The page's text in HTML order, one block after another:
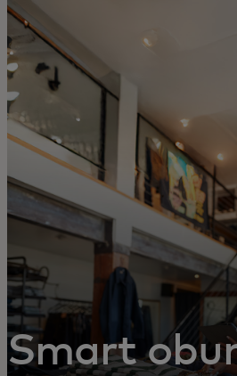
Siz uchun
Biznes uchun
Butun dunyo uchun
Innovatorlar uchun
Yangiliklar va
Smart